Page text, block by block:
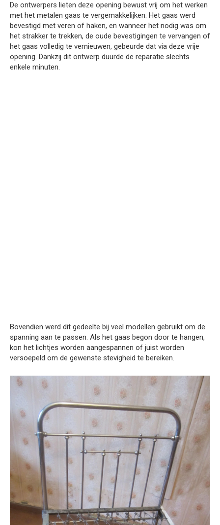
De ontwerpers lieten deze opening bewust vrij om het werken
met het metalen gaas te vergemakkelijken. Het gaas werd
bevestigd met veren of haken, en wanneer het nodig was om
het strakker te trekken, de oude bevestigingen te vervangen of
het gaas volledig te vernieuwen, gebeurde dat via deze vrije
opening. Dankzij dit ontwerp duurde de reparatie slechts
enkele minuten.
Bovendien werd dit gedeelte bij veel modellen gebruikt om de
spanning aan te passen. Als het gaas begon door te hangen,
kon het lichtjes worden aangespannen of juist worden
versoepeld om de gewenste stevigheid te bereiken.